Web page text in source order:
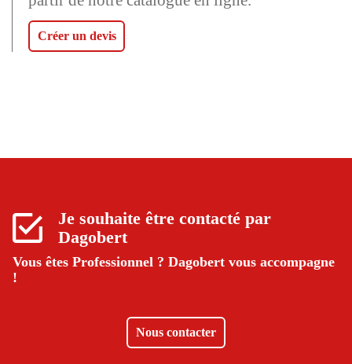
Créer un devis
Je souhaite être contacté par
Dagobert
Vous êtes Professionnel ? Dagobert vous accompagne
!
Nous contacter